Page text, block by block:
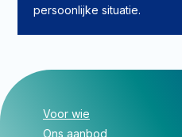
persoonlijke situatie.
Voor wie
Ons aanbod